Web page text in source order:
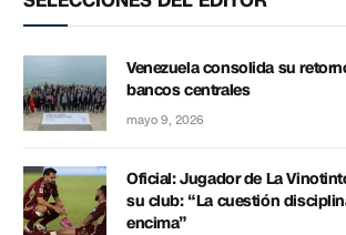
Venezuela consolida su
bancos centrales
mayo 9, 2026
Oficial: Jugador de La
su club: “La cuestión
encima”